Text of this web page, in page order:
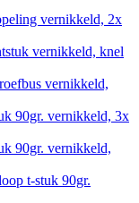
vernikkeld, 2x
vernikkeld, knel
vernikkeld,
90gr. vernikkeld, 3x
90gr. vernikkeld,
t-stuk 90gr.